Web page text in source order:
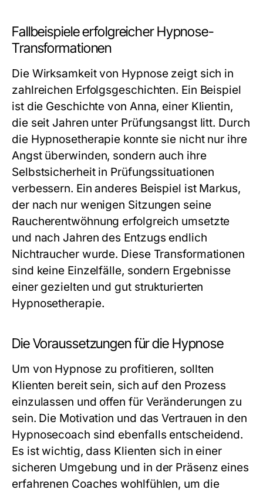
Fallbeispiele erfolgreicher Hypnose-
Transformationen
Die Wirksamkeit von Hypnose zeigt sich in
zahlreichen Erfolgsgeschichten. Ein Beispiel
ist die Geschichte von Anna, einer Klientin,
die seit Jahren unter Prüfungsangst litt. Durch
die Hypnosetherapie konnte sie nicht nur ihre
Angst überwinden, sondern auch ihre
Selbstsicherheit in Prüfungssituationen
verbessern. Ein anderes Beispiel ist Markus,
der nach nur wenigen Sitzungen seine
Raucherentwöhnung erfolgreich umsetzte
und nach Jahren des Entzugs endlich
Nichtraucher wurde. Diese Transformationen
sind keine Einzelfälle, sondern Ergebnisse
einer gezielten und gut strukturierten
Hypnosetherapie.
Die Voraussetzungen für die Hypnose
Um von Hypnose zu profitieren, sollten
Klienten bereit sein, sich auf den Prozess
einzulassen und offen für Veränderungen zu
sein. Die Motivation und das Vertrauen in den
Hypnosecoach sind ebenfalls entscheidend.
Es ist wichtig, dass Klienten sich in einer
sicheren Umgebung und in der Präsenz eines
erfahrenen Coaches wohlfühlen, um die